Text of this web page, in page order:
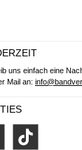
uns einfach eine
Mail an:
TikTok